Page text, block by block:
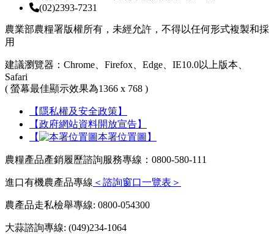
(02)2393-7231
農業部農糧署版權所有，未經允許，不得以任何形式複製和採
用
建議瀏覽器：Chrome、Firefox、Edge、IE10.0以上版本、
Safari
( 螢幕最佳顯示效果為1366 x 768 )
【隱私權及安全政策】
【政府網站資料開放宣告】
【
本署位置圖】
農糧產品產銷履歷諮詢服務專線：0800-580-111
進口有機農產品專線 ＜諮詢窗口一覽表＞
農產品走私檢舉專線: 0800-054300
大蒜諮詢專線: (049)234-1064